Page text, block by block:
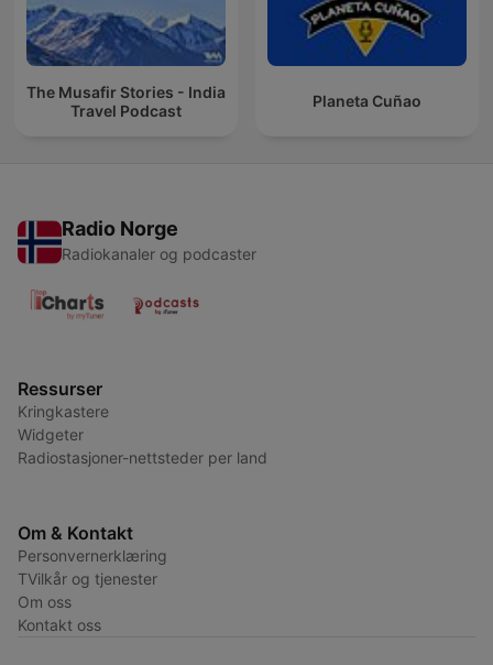
The Musafir Stories - India
Travel Podcast
Planeta Cuñao
Radio Norge
Radiokanaler og podcaster
Ressurser
Kringkastere
Widgeter
Radiostasjoner-nettsteder per land
Om & Kontakt
Personvernerklæring
TVilkår og tjenester
Om oss
Kontakt oss